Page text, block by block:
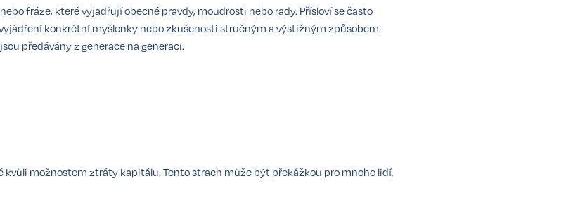
fráze, které vyjadřují obecné pravdy, moudrosti nebo rady. Přísloví se často
konkrétní myšlenky nebo zkušenosti stručným a výstižným způsobem.
předávány z generace na generaci.
kvůli možnostem ztráty kapitálu. Tento strach může být překážkou pro mnoho lidí,